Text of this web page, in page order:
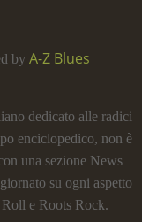
by A-Z Blues
dedicato alle radici
enciclopedico, non è
una sezione News
su ogni aspetto
e Roots Rock.